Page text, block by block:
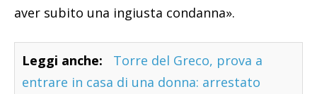
aver subito una ingiusta condanna».
Leggi anche:
Torre del Greco, prova a
entrare in casa di una donna: arrestato